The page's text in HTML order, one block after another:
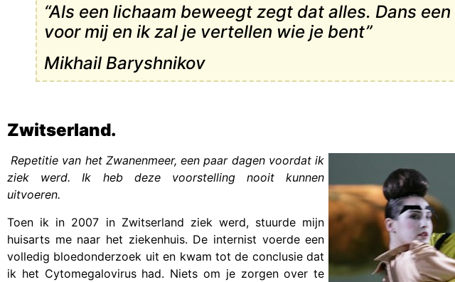
“Als een lichaam beweegt zegt dat alles. Dans
voor mij en ik zal je vertellen wie je bent”
Mikhail Baryshnikov
Zwitserland.
Repetitie van het Zwanenmeer, een paar dagen voordat ik
ziek werd. Ik heb deze voorstelling nooit kunnen
uitvoeren.
Toen ik in 2007 in Zwitserland ziek werd, stuurde mijn
huisarts me naar het ziekenhuis. De internist voerde een
volledig bloedonderzoek uit en kwam tot de conclusie dat
ik het Cytomegalovirus had. Niets om je zorgen over te